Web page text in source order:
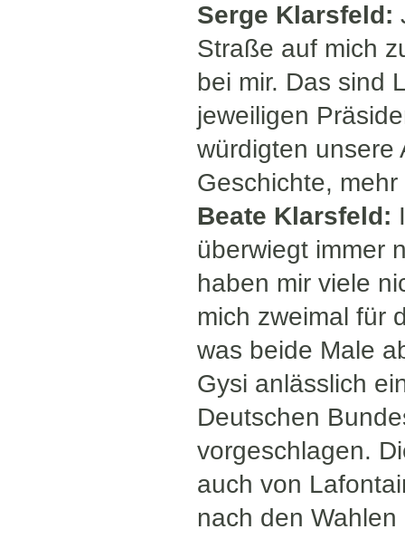
Serge Klarsfeld:
Straße auf mich
bei mir. Das sind
jeweiligen
würdigten unsere
Geschichte,
Beate Klarsfeld:
überwiegt immer
haben mir viele
mich zweimal für
was beide Male
Gysi anlässlich
Deutschen
vorgeschlagen.
auch von
nach den